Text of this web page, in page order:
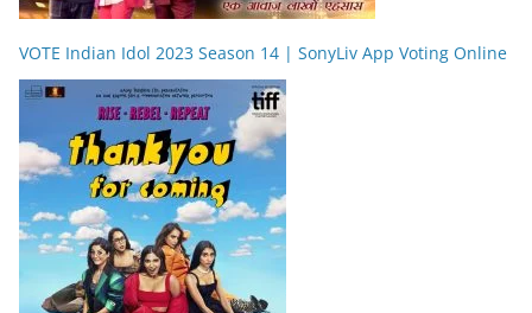
VOTE Indian Idol 2023 Season 14 | SonyLiv App Voting Online